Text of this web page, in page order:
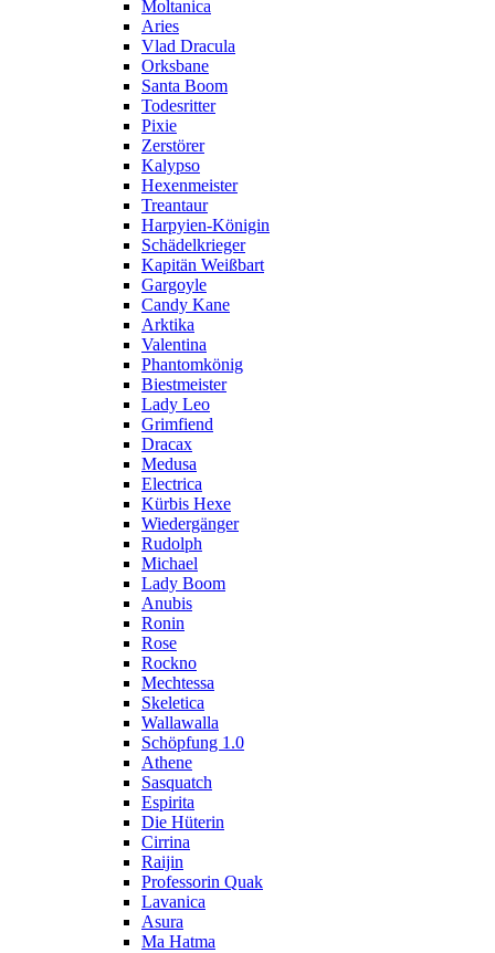
Moltanica
Aries
Vlad Dracula
Orksbane
Santa Boom
Todesritter
Pixie
Zerstörer
Kalypso
Hexenmeister
Treantaur
Harpyien-Königin
Schädelkrieger
Kapitän Weißbart
Gargoyle
Candy Kane
Arktika
Valentina
Phantomkönig
Biestmeister
Lady Leo
Grimfiend
Dracax
Medusa
Electrica
Kürbis Hexe
Wiedergänger
Rudolph
Michael
Lady Boom
Anubis
Ronin
Rose
Rockno
Mechtessa
Skeletica
Wallawalla
Schöpfung 1.0
Athene
Sasquatch
Espirita
Die Hüterin
Cirrina
Raijin
Professorin Quak
Lavanica
Asura
Ma Hatma